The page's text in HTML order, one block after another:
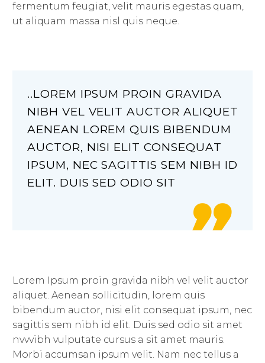
fermentum feugiat, velit mauris egestas quam,
ut aliquam massa nisl quis neque.
..LOREM IPSUM PROIN GRAVIDA
NIBH VEL VELIT AUCTOR ALIQUET
AENEAN LOREM QUIS BIBENDUM
AUCTOR, NISI ELIT CONSEQUAT
IPSUM, NEC SAGITTIS SEM NIBH ID
ELIT. DUIS SED ODIO SIT

Lorem Ipsum proin gravida nibh vel velit auctor
aliquet. Aenean sollicitudin, lorem quis
bibendum auctor, nisi elit consequat ipsum, nec
sagittis sem nibh id elit. Duis sed odio sit amet
nvvvibh vulputate cursus a sit amet mauris.
Morbi accumsan ipsum velit. Nam nec tellus a